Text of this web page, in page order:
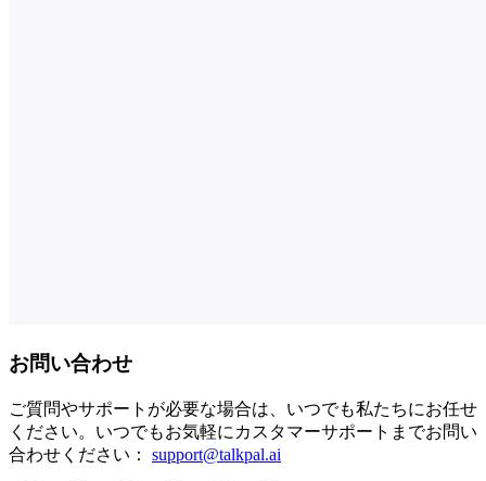
お問い合わせ
ご質問やサポートが必要な場合は、いつでも私たちにお任せ
ください。いつでもお気軽にカスタマーサポートまでお問い
合わせください： support@talkpal.ai